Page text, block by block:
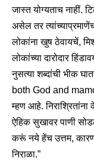
जास्त योग्यताच नाहीं.
असेल तर
लोकांना खुष ठेवायचें,
लोकांच्या दारोदार
नुसत्या शब्दांची भीक
both God and
म्हण आहे.
ऐहिक सुखावर पाणी
करूं नये हेंच उत्तम, कारण
निराळा.”